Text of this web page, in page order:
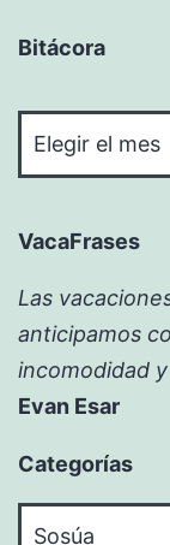
Bitácora
VacaFrases
Las
anticipamos
incomodidad
Evan Esar
Categorías